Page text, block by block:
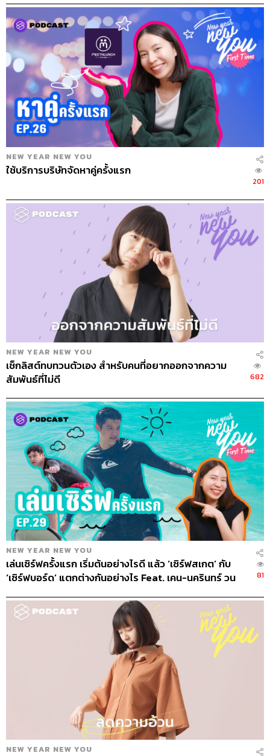
ที่สุด
1. ความจริงใจ
เราต้องจริงใจกับคนอื่นๆ ให้ได้จริงๆ แต่ถ้าเกิดว่าเราไม่
สามารถไปถึงจุดนั้นได้ ก็ให้แสดงอะไรก็ได้เพื่อให้เขาจับไม่
ได้ว่าเราไม่จริงใจ
2. ไม่มองเป็นคู่แข่ง
อย่าคิดว่าเพื่อนร่วมงานของเราคือคู่แข่ง แต่เพื่อนร่วมงานคือ
ส่วนหนึ่งที่จะทำให้เราไปสู่เป้าหมายของเราได้ คนที่ทำงาน
คนเดียวได้ดีจะมีอายุการทำงานที่สั้น หมายความว่า พอวัน
เวลาผ่านไป เป้าหมายในการทำงานสูงขึ้น ปริมาณงานมาก
ขึ้น ภาระงานโหลด เราอาจจะเคยทำได้ดีในปีแรกๆ แต่หลังๆ
หรือต้องลาออก แต่ถ้าเราต้องการความสำเร็จที่ยั่งยืน เรา
จำเป็นจะต้องได้รับความร่วมมือจากเพื่อนทั้งในหน่วยงาน
และนอกหน่วยงานให้ได้มากที่สุด เพื่อที่จะให้เป้าหมายใน
การทำงานของเรามันไปถึงตรงนั้นได้
3. ประสบความสำเร็จไปด้วยกัน
เรามาทำงานเพื่อเป้าหมายว่าจะมีชีวิตที่ดีขึ้น ไม่ว่าจะเป็น
เรื่องรายได้ ชื่อเสียง ความภาคภูมิใจ แต่งานที่ยั่งยืนและชีวิต
ที่ประสบความสำเร็จจริงๆ คือชีวิตที่เราใช้เวลา โอกาส และ
ความสามารถของเราเพื่อที่ให้คนอื่นมีโอกาสที่ดีขึ้นได้ด้วย
ฉะนั้นในการทำงานก็อย่าคิดถึงแต่ตัวเอง ถ้าเราคิดอยู่เสมอ
ว่าให้คนอื่นประสบความสำเร็จไปด้วย เรื่องการสร้างความ
สัมพันธ์ในทีมก็จะดีและราบรื่นขึ้นไปด้วย
Credits
The Hostพัชชา พูนพิริยะ
The Guestเจ้าหญิงแห่งวงการ HR
Show Creatorภูมิชาย บุญสินสุข
Show Producersอธิษฐาน กาญจนะพงศ์
เชษฐพงศ์ ชูประดิษฐ์
ปวริศา ตั้งตุลานนท์
Show Editorเชษฐพงศ์ ชูประดิษฐ์
Sound Designer & Engineerศุภณัฐ เดชะอำไพ
Coordinator & Adminอภิสิทธิ์​ หรรษาภิรมย์โชค
Art Directorอนงค์นาฎ วิวัฒนานนท์
Proofreaderภาสิณี เพิ่มพันธุ์พงศ์
จินตนา ประชุมพันธ์
NewYearNewYou ทีม
พัชชา
เป็นมิตรในที่ทำงานมากขึ้น
จูนจูน
ปัญหาในที่ทำงาน
junejune
เพื่อนร่วมงาน
ปีใหม่คนใหม่
NEW YEAR NEW YOU
ใช้บริการบริษัทจัดหาคู่ครั้งแรก
201
NEW YEAR NEW YOU
เช็กลิสต์ทบทวนตัวเอง สำหรับคนที่อยากออกจากความ
สัมพันธ์ที่ไม่ดี
682
NEW YEAR NEW YOU
เล่นเซิร์ฟครั้งแรก เริ่มต้นอย่างไรดี แล้ว ‘เซิร์ฟสเกต’ กับ
‘เซิร์ฟบอร์ด’ แตกต่างกันอย่างไร Feat. เคน-นครินทร์​ วน
81
NEW YEAR NEW YOU